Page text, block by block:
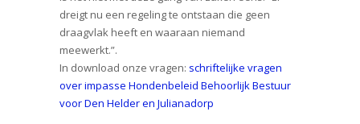
dreigt nu een regeling te ontstaan die geen
draagvlak heeft en waaraan niemand
meewerkt.”.
In download onze vragen: schriftelijke vragen
over impasse Hondenbeleid Behoorlijk Bestuur
voor Den Helder en Julianadorp